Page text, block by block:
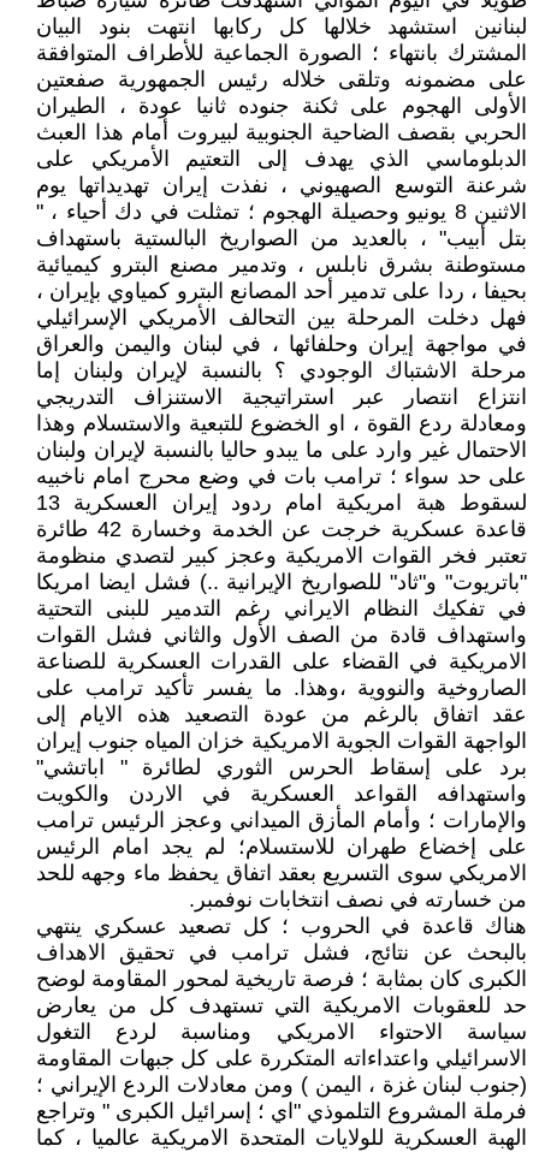
لبنانين استشهد خلالها كل ركابها انتهت بنود البيان
المشترك بانتهاء ؛ الصورة الجماعية للأطراف المتوافقة
على مضمونه وتلقى خلاله رئيس الجمهورية صفعتين
الأولى الهجوم على ثكنة جنوده ثانيا عودة ، الطيران
الحربي بقصف الضاحية الجنوبية لبيروت أمام هذا العبث
الدبلوماسي الذي يهدف إلى التعتيم الأمريكي على
شرعنة التوسع الصهيوني ، نفذت إيران تهديداتها يوم
الاثنين 8 يونيو وحصيلة الهجوم ؛ تمثلت في دك أحياء ، "
بتل أبيب" ، بالعديد من الصواريخ البالستية باستهداف
مستوطنة بشرق نابلس ، وتدمير مصنع البترو كيميائية
بحيفا ، ردا على تدمير أحد المصانع البترو كمياوي بإيران ،
فهل دخلت المرحلة بين التحالف الأمريكي الإسرائيلي
في مواجهة إيران وحلفائها ، في لبنان واليمن والعراق
مرحلة الاشتباك الوجودي ؟ بالنسبة لإيران ولبنان إما
انتزاع انتصار عبر استراتيجية الاستنزاف التدريجي
ومعادلة ردع القوة ، او الخضوع للتبعية والاستسلام وهذا
الاحتمال غير وارد على ما يبدو حاليا بالنسبة لإيران ولبنان
على حد سواء ؛ ترامب بات في وضع محرج امام ناخبيه
لسقوط هبة امريكية امام ردود إيران العسكرية 13
قاعدة عسكرية خرجت عن الخدمة وخسارة 42 طائرة
تعتبر فخر القوات الامريكية وعجز كبير لتصدي منظومة
"باتريوت" و"ثاد" للصواريخ الإيرانية ..) فشل ايضا امريكا
في تفكيك النظام الايراني رغم التدمير للبنى التحتية
واستهداف قادة من الصف الأول والثاني فشل القوات
الامريكية في القضاء على القدرات العسكرية للصناعة
الصاروخية والنووية ،وهذا. ما يفسر تأكيد ترامب على
عقد اتفاق بالرغم من عودة التصعيد هذه الايام إلى
الواجهة القوات الجوية الامريكية خزان المياه جنوب إيران
برد على إسقاط الحرس الثوري لطائرة " اباتشي"
واستهدافه القواعد العسكرية في الاردن والكويت
والإمارات ؛ وأمام المأزق الميداني وعجز الرئيس ترامب
على إخضاع طهران للاستسلام؛ لم يجد امام الرئيس
الامريكي سوى التسريع بعقد اتفاق يحفظ ماء وجهه للحد
من خسارته في نصف انتخابات نوفمبر.
هناك قاعدة في الحروب ؛ كل تصعيد عسكري ينتهي
بالبحث عن نتائج، فشل ترامب في تحقيق الاهداف
الكبرى كان بمثابة ؛ فرصة تاريخية لمحور المقاومة لوضح
حد للعقوبات الامريكية التي تستهدف كل من يعارض
سياسة الاحتواء الامريكي ومناسبة لردع التغول
الاسرائيلي واعتداءاته المتكررة على كل جبهات المقاومة
(جنوب لبنان غزة ، اليمن ) ومن معادلات الردع الإيراني ؛
فرملة المشروع التلموذي "اي ؛ إسرائيل الكبرى " وتراجع
الهبة العسكرية للولايات المتحدة الامريكية عالميا ، كما